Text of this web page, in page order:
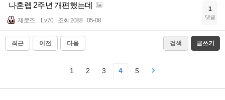
나혼렙 2주년 개편했는데
제로즈 Lv.70 조회 2088 05-08
1
댓글
최근 이전 다음 검색 글쓰기
1 2 3 4 5